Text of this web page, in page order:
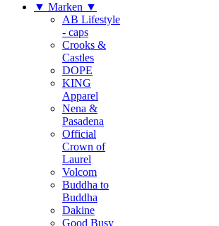
▼ Marken ▼
AB Lifestyle
- caps
Crooks &
Castles
DOPE
KING
Apparel
Nena &
Pasadena
Official
Crown of
Laurel
Volcom
Buddha to
Buddha
Dakine
Good Busy